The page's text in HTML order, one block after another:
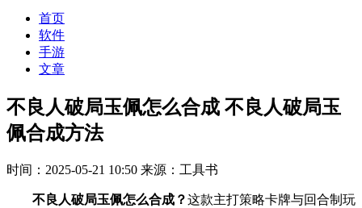
首页
软件
手游
文章
不良人破局玉佩怎么合成 不良人破局玉
佩合成方法
时间：2025-05-21 10:50 来源：工具书
不良人破局玉佩怎么合成？这款主打策略卡牌与回合制玩